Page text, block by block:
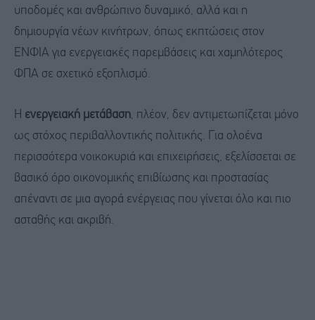
υποδομές και ανθρώπινο δυναμικό, αλλά και η
δημιουργία νέων κινήτρων, όπως εκπτώσεις στον
ΕΝΦΙΑ για ενεργειακές παρεμβάσεις και χαμηλότερος
ΦΠΑ σε σχετικό εξοπλισμό.
Η ενεργειακή μετάβαση, πλέον, δεν αντιμετωπίζεται μόνο
ως στόχος περιβαλλοντικής πολιτικής. Για ολοένα
περισσότερα νοικοκυριά και επιχειρήσεις, εξελίσσεται σε
βασικό όρο οικονομικής επιβίωσης και προστασίας
απέναντι σε μια αγορά ενέργειας που γίνεται όλο και πιο
ασταθής και ακριβή.